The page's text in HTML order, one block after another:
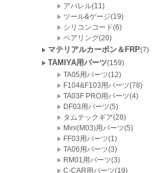
アパレル(11)
ツール&ゲージ(19)
シリコンコード(6)
ベアリング(20)
マテリアルカーボン＆FRP(7)
TAMIYA用パーツ(159)
TA05用パーツ(12)
F104&F103用パーツ(78)
TA03F PRO用パーツ(4)
DF03用パーツ(5)
タムテックギア(28)
Mini(M03)用パーツ(5)
FF03用パーツ(1)
TA06用パーツ(3)
RM01用パーツ(3)
C-CAR用パーツ(19)